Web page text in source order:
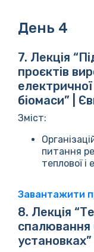
День 4
7. Лекція
проєктів
електричної
біомаси” |
Зміст:
питання
теплової і
Завантажити
8. Лекція
спалювання